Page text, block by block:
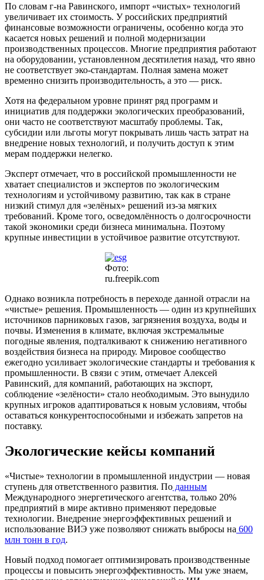
По словам г-на Равинского, импорт «чистых» технологий
увеличивает их стоимость. У российских предприятий
финансовые возможности ограничены, особенно когда это
касается новых решений и полной модернизации
производственных процессов. Многие предприятия работают
на оборудовании, установленном десятилетия назад, что явно
не соответствует эко-стандартам. Полная замена может
временно снизить производительность, а это — риск.
Хотя на федеральном уровне принят ряд программ и
инициатив для поддержки экологических преобразований,
они часто не соответствуют масштабу проблемы. Так,
субсидии или льготы могут покрывать лишь часть затрат на
внедрение новых технологий, и получить доступ к этим
мерам поддержки нелегко.
Эксперт отмечает, что в российской промышленности не
хватает специалистов и экспертов по экологическим
технологиям и устойчивому развитию, так как в стране
низкий стимул для «зелёных» решений из-за мягких
требований. Кроме того, осведомлённость о долгосрочности
такой экономики среди бизнеса минимальна. Поэтому
крупные инвестиции в устойчивое развитие отсутствуют.
Фото:
ru.freepik.com
Однако возникла потребность в переходе данной отрасли на
«чистые» решения. Промышленность — один из крупнейших
источников парниковых газов, загрязнения воздуха, воды и
почвы. Изменения в климате, включая экстремальные
погодные явления, подталкивают к снижению негативного
воздействия бизнеса на природу. Мировое сообщество
ежегодно усиливает экологические стандарты и требования к
промышленности. В связи с этим, отмечает Алексей
Равинский, для компаний, работающих на экспорт,
соблюдение «зелёности» стало необходимым. Это вынудило
крупных игроков адаптироваться к новым условиям, чтобы
оставаться конкурентоспособными и избежать запретов на
поставку.
Экологические кейсы компаний
«Чистые» технологии в промышленной индустрии — новая
ступень для ответственного развития. По данным
Международного энергетического агентства, только 20%
предприятий в мире активно применяют передовые
технологии. Внедрение энергоэффективных решений и
использование ВИЭ уже позволяют снижать выбросы на 600
млн тонн в год.
Новый подход помогает оптимизировать производственные
процессы и повысить энергоэффективность. Мы уже знаем,